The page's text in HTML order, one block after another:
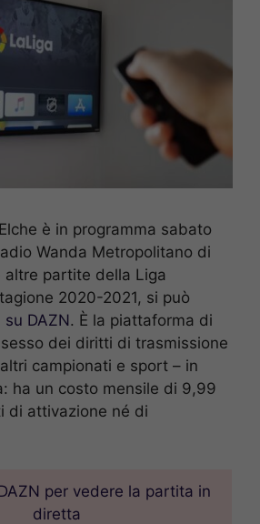
è in programma sabato
Wanda Metropolitano di
altre partite della Liga
2020-2021, si può
DAZN. È la piattaforma di
dei diritti di trasmissione
campionati e sport – in
ha un costo mensile di 9,99
di attivazione né di
per vedere la partita in
diretta